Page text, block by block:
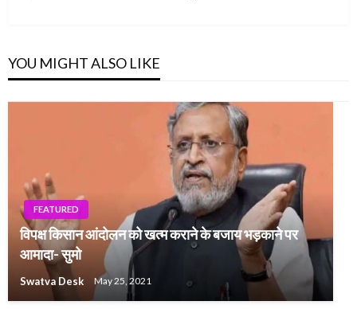
YOU MIGHT ALSO LIKE
FEATURED
विपक्ष किसान आंदोलन को खत्म कराने के बजाय भड़काने पर
आमादा- सुमो
Swatva Desk May 25, 2021